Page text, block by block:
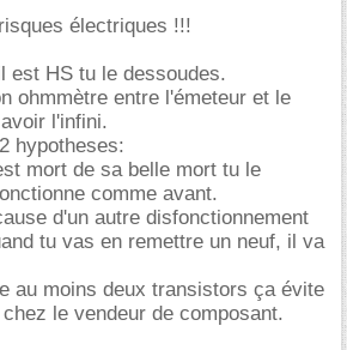
électriques !!!
est HS tu le dessoudes.
ohmmètre entre l'émeteur et le
l'infini.
hypotheses:
mort de sa belle mort tu le
comme avant.
d'un autre disfonctionnement
tu vas en remettre un neuf, il va
au moins deux transistors ça évite
le vendeur de composant.